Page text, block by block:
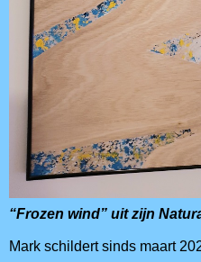
“Frozen wind” uit zijn
Mark schildert sinds maart